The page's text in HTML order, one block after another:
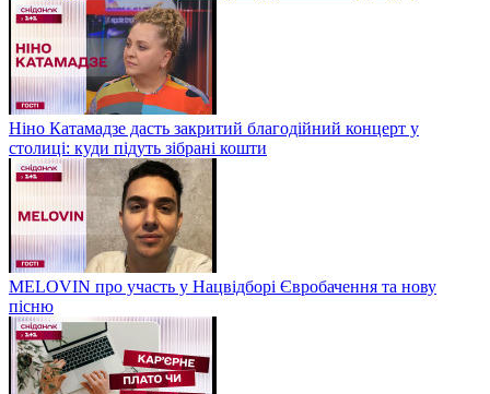
Ніно Катамадзе дасть закритий благодійний концерт у
столиці: куди підуть зібрані кошти
MELOVIN про участь у Нацвідборі Євробачення та нову
пісню